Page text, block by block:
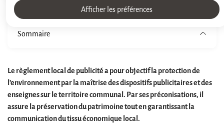
Afficher les préférences
Sommaire
Le règlement local de publicité a pour objectif la protection de
l’environnement par la maîtrise des dispositifs publicitaires et des
enseignes sur le territoire communal. Par ses préconisations, il
assure la préservation du patrimoine tout en garantissant la
communication du tissu économique local.